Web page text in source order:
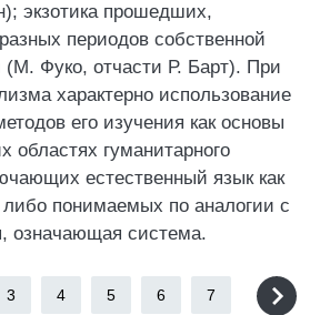
экзотика прошедших,
периодов собственной
(М. Фуко, отчасти Р. Барт). При
характерно использование
его изучения как основы
областях гуманитарного
естественный язык как
либо понимаемых по аналогии с
означающая система.
3 4 5 6 7